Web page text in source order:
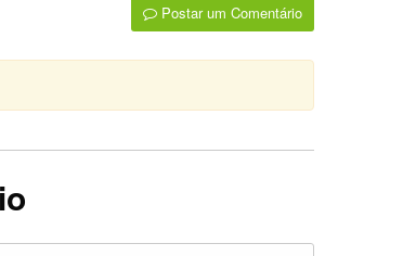
Postar um Comentário